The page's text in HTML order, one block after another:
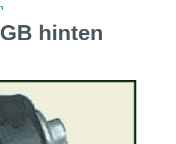
hinten